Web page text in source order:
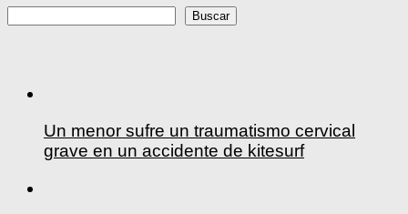
Buscar
Un menor sufre un traumatismo cervical
grave en un accidente de kitesurf